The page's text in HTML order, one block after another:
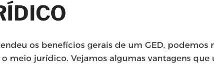
os benefícios gerais de um GED, podemos
meio jurídico. Vejamos algumas vantagens que